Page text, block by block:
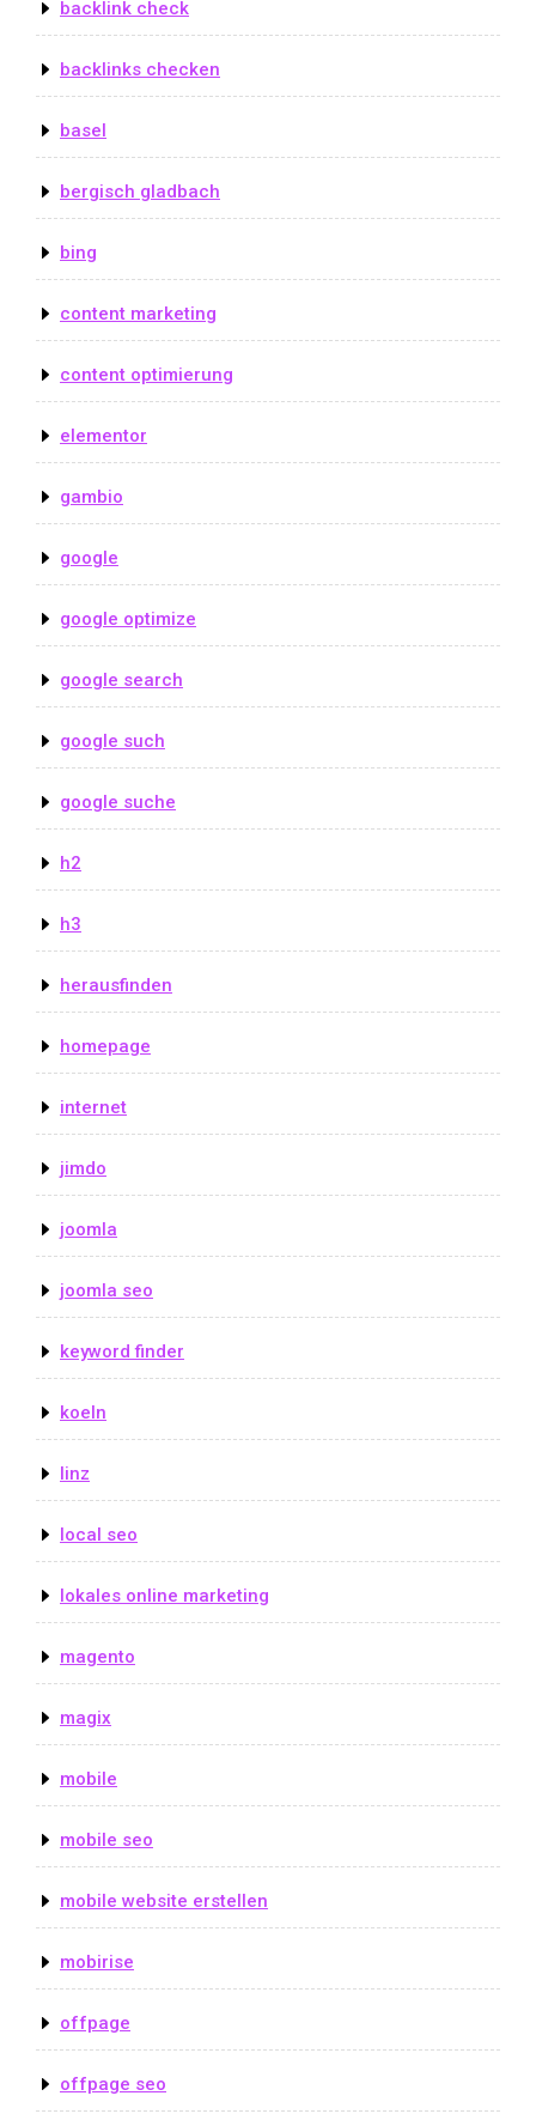
backlink check
backlinks checken
basel
bergisch gladbach
bing
content marketing
content optimierung
elementor
gambio
google
google optimize
google search
google such
google suche
h2
h3
herausfinden
homepage
internet
jimdo
joomla
joomla seo
keyword finder
koeln
linz
local seo
lokales online marketing
magento
magix
mobile
mobile seo
mobile website erstellen
mobirise
offpage
offpage seo